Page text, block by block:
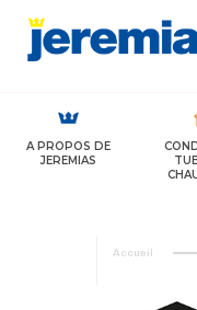
A PROPOS DE
JEREMIAS
Accueil